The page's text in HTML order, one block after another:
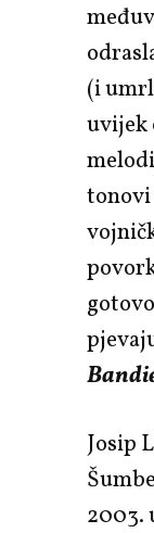
(i
uvijek
Josip
2003.